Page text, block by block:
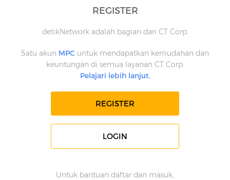
REGISTER
detikNetwork adalah bagian dari CT Corp.
Satu akun MPC untuk mendapatkan kemudahan dan
keuntungan di semua layanan CT Corp.
Pelajari lebih lanjut.
REGISTER
LOGIN
Untuk bantuan daftar dan masuk,